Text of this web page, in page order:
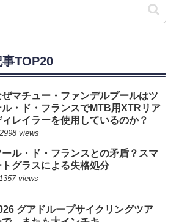
TOP20
ぜマチュー・ファンデルプールはツ
ル・ド・フランスでMTB用XTRリア
ィレイラーを使用しているのか？
views
ール・ド・フランスとの矛盾？スマ
トグラスによる失格処分
views
グアドループサイクリングツア